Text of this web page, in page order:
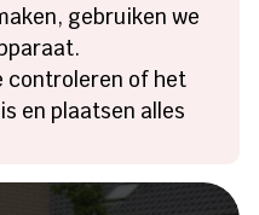
gebruiken we
controleren of het
en plaatsen alles